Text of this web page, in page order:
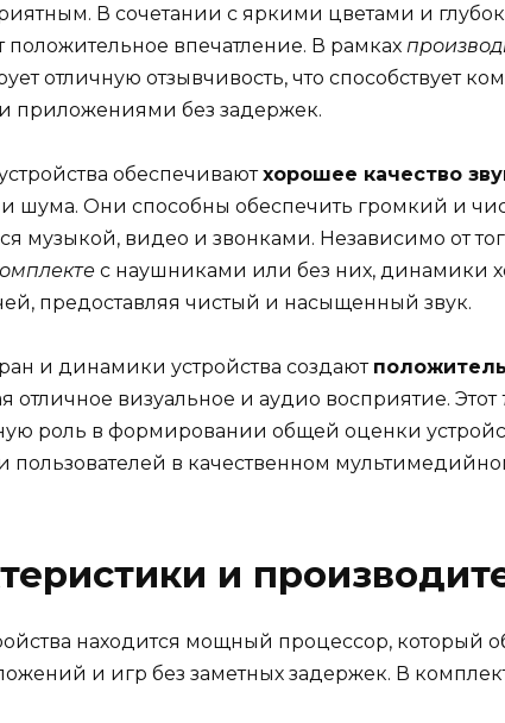
В сочетании с яркими цветами и
положительное впечатление. В рамках
отличную отзывчивость, что способствует
приложениями без задержек.
обеспечиваютхорошее качество
шума. Они способны обеспечить громкий и
музыкой, видео и звонками. Независимо от
с наушниками или без них, динамики
предоставляя чистый и насыщенный звук.
и динамики устройства создают
отличное визуальное и аудио восприятие. Этот
роль в формировании общей оценки
пользователей в качественном
и
находится мощный процессор, который
и игр без заметных задержек. В